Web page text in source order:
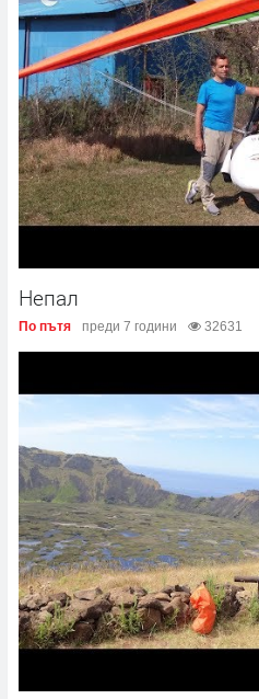
Непал
По пътя преди 7 години 32631